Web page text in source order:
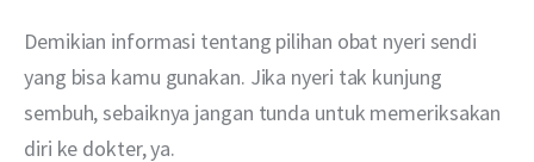
Demikian informasi tentang pilihan obat nyeri sendi
yang bisa kamu gunakan. Jika nyeri tak kunjung
sembuh, sebaiknya jangan tunda untuk memeriksakan
diri ke dokter, ya.